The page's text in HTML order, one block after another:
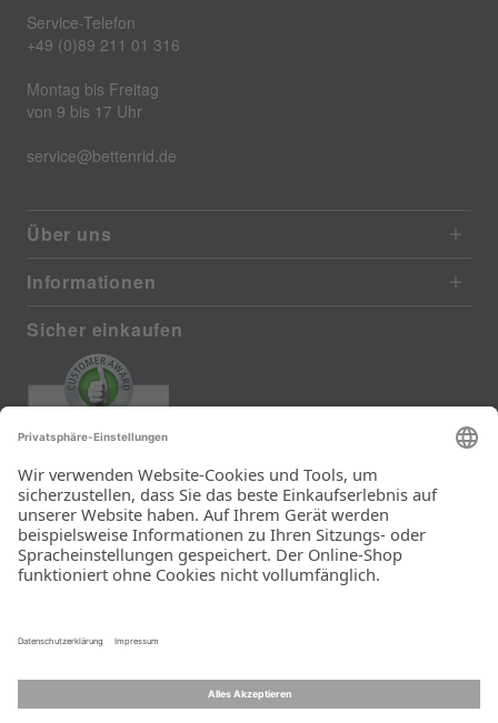
Service-Telefon
+49 (0)89 211 01 316
Montag bis Freitag
von 9 bis 17 Uhr
service@bettenrid.de
Über uns
Informationen
Sicher einkaufen
385 reviews from real customers
(last 12 months)
Total: 11283
Die Auswahl und die
Einfachheit der
Bestellung.